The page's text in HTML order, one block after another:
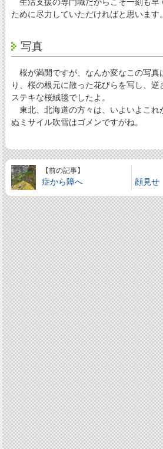
ために尽力していただければと思います。
写真
桜が満開ですが、なんか変なこの写真
り、桜の根元に散った花びらを写し、逆
ステキな桜絨毯でしたよ。
東北、北海道の方々は、いよいよこれ
ぬミサイル吹雪はゴメンですがね。
【前の記事】
症から障へ 顔見せ